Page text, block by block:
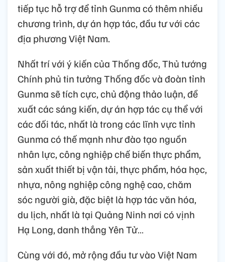
tiếp tục hỗ trợ để tỉnh Gunma có thêm nhiều
chương trình, dự án hợp tác, đầu tư với các
địa phương Việt Nam.
Nhất trí với ý kiến của Thống đốc, Thủ tướng
Chính phủ tin tưởng Thống đốc và đoàn tỉnh
Gunma sẽ tích cực, chủ động thảo luận, đề
xuất các sáng kiến, dự án hợp tác cụ thể với
các đối tác, nhất là trong các lĩnh vực tỉnh
Gunma có thế mạnh như đào tạo nguồn
nhân lực, công nghiệp chế biến thực phẩm,
sản xuất thiết bị vận tải, thực phẩm, hóa học,
nhựa, nông nghiệp công nghệ cao, chăm
sóc người già, đặc biệt là hợp tác văn hóa,
du lịch, nhất là tại Quảng Ninh nơi có vịnh
Hạ Long, danh thắng Yên Tử…
Cùng với đó, mở rộng đầu tư vào Việt Nam